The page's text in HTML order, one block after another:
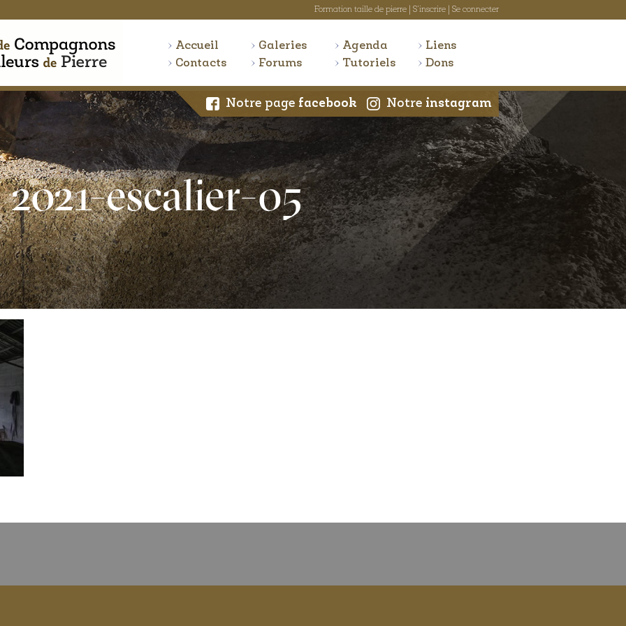
Formation taille de pierre S'inscrire Se connecter
Accueil Galeries Agenda
Liens
Contacts
Forums Tutoriels Dons
Notre page facebook Notre instagram
2021-escalier-05